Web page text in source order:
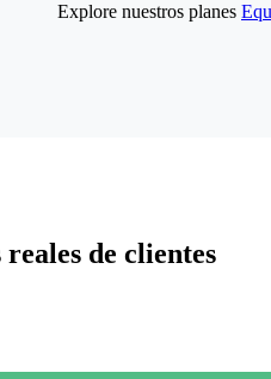
Explore nuestros planes
de clientes